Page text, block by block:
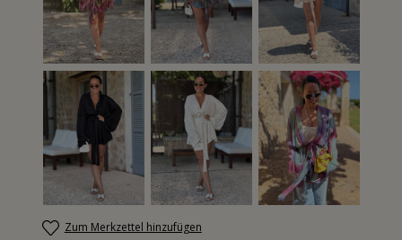
Zum Merkzettel hinzufügen